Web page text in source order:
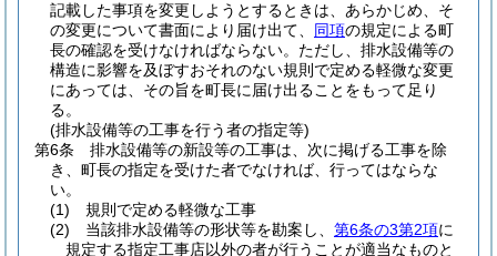
記載した事項を変更しようとするときは、あらかじめ、そ
の変更について書面により届け出て、 同項の規定による町
長の確認を受けなければならない。 ただし、排水設備等の
構造に影響を及ぼすおそれのない規則で定める軽微な変更
にあっては、その旨を町長に届け出ることをもって足り
る。
(排水設備等の工事を行う者の指定等)
第6条
排水設備等の新設等の工事は、次に掲げる工事を除
き、町長の指定を受けた者でなければ、行ってはならな
い。
(1)
規則で定める軽微な工事
(2)
当該排水設備等の形状等を勘案し、 第6条の3第2項に
規定する指定工事店以外の者が行うことが適当なものと